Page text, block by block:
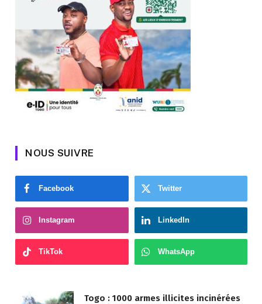
NOUS SUIVRE
Facebook Twitter
Instagram LinkedIn
TikTok WhatsApp
Togo : 1000 armes illicites incinérées